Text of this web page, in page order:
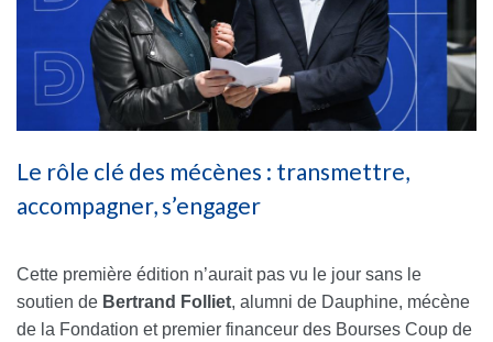
Le rôle clé des mécènes : transmettre,
accompagner, s’engager
Cette première édition n’aurait pas vu le jour sans le
soutien de Bertrand Folliet, alumni de Dauphine, mécène
de la Fondation et premier financeur des Bourses Coup de